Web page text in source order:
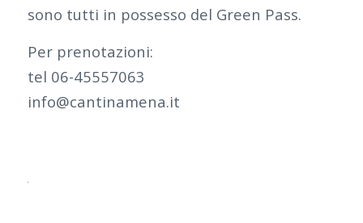
sono tutti in possesso del Green Pass.
Per prenotazioni:
tel 06-45557063
info@cantinamena.it